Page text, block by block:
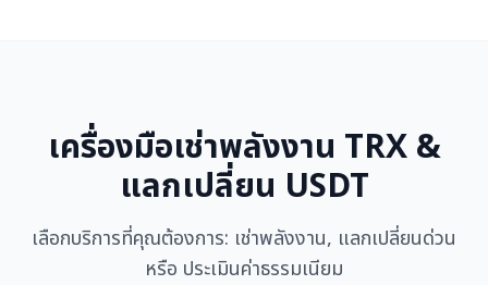
เครื่องมือเช่าพลังงาน TRX &
แลกเปลี่ยน USDT
เลือกบริการที่คุณต้องการ: เช่าพลังงาน, แลกเปลี่ยนด่วน
หรือ ประเมินค่าธรรมเนียม